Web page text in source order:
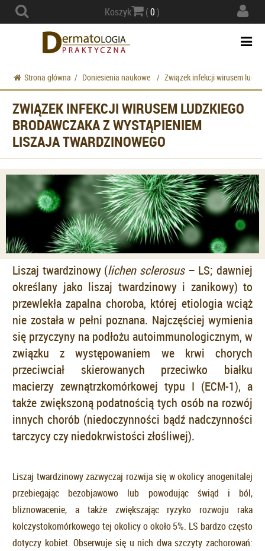
Koszyk (0)
Strona główna / Doniesienia naukowe / Związek infekcji wirusem
ZWIĄZEK INFEKCJI WIRUSEM LUDZKIEGO
BRODAWCZAKA Z WYSTĄPIENIEM
LISZAJA TWARDZINOWEGO
Liszaj twardzinowy (lichen sclerosus– LS; dawniej
określany jako liszaj twardzinowy i zanikowy) to
przewlekła zapalna choroba, której etiologia wciąż
nie została w pełni poznana. Najczęściej wymienia
się przyczyny na podłożu autoimmunologicznym, w
związku z występowaniem we krwi chorych
przeciwciał skierowanych przeciwko białku
macierzy zewnątrzkomórkowej typu I (ECM-1), a
także zwiększoną podatnością tych osób na rozwój
innych chorób (niedoczynności bądź nadczynności
tarczycy czy niedokrwistości złośliwej).
Liszaj twardzinowy zazwyczaj rozwija się w okolicy anogenitalej
przebiegając bezobjawowo lub powodując świąd i ból,
bliznowacenie, a także zwiększając ryzyko rozwoju raka
kolczystokomórkowego tej okolicy o około 5%. LS bardzo często
dotyczy kobiet. Obserwuje się u nich dwa szczyty zachorowań: